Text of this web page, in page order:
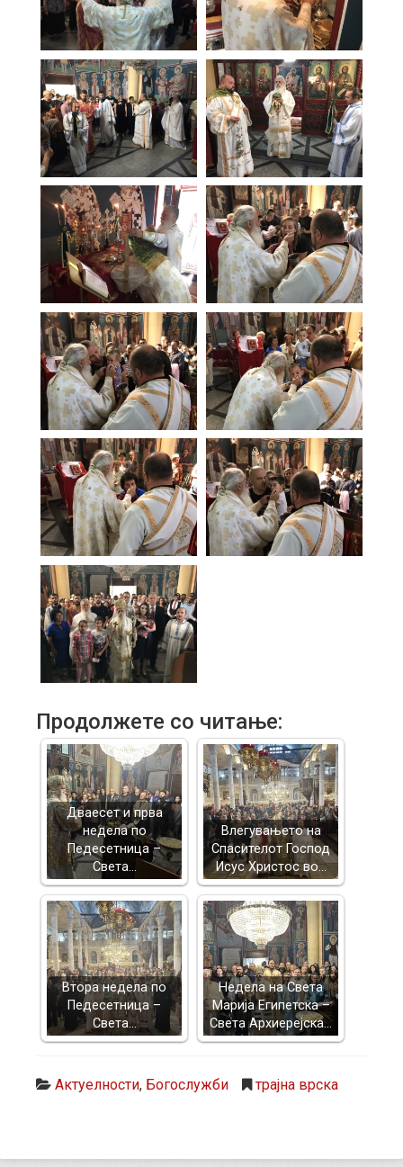
Продолжете со читање:
Дваесет и прва
недела по
Педесетница –
Света…
Влегувањето на
Спасителот Господ
Исус Христос во…
Втора недела по
Педесетница –
Света…
Недела на Света
Марија Египетска –
Света Архиерејска…
Актуелности, Богослужби трајна врска